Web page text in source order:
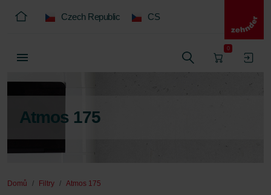
Czech Republic CS
0
Atmos 175
Domů Filtry Atmos 175